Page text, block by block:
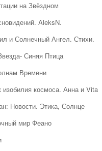
на Звёздном
AleksN.
и Солнечный Ангел. Стихи.
Синяя Птица
Времени
изобилия космоса. Анна и Vita
Новости. Этика, Солнце
мир Феано